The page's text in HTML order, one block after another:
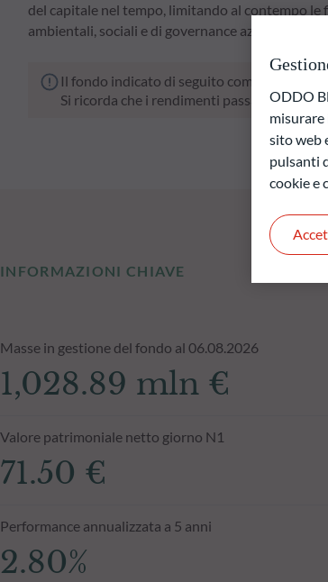
del capitale nel tempo, limitando al contempo
ambientali, sociali e di governance aziendale
Il fondo indicato di seguito comporta un
Si ricorda che i rendimenti passati non
INFORMAZIONI CHIAVE
Masse in gestione del fondo al 06.08.2026
1,028.89 mln €
Valore patrimoniale netto giorno N1
71.50 €
Performance annualizzata a 5 anni
2.80%
ODDO
sito web
pulsanti
cookie e